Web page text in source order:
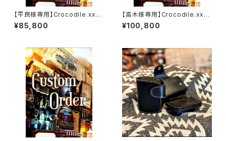
【平良様専用】Crocodile.xxx.
ORIENTAL-BLUE.Edition// J
ACK.RIDE.MSW
¥85,800
【高木様専用】Crocodile.xx
x."HIMARAYA".Edition// JAC
K.RIDE.SSW
¥100,800